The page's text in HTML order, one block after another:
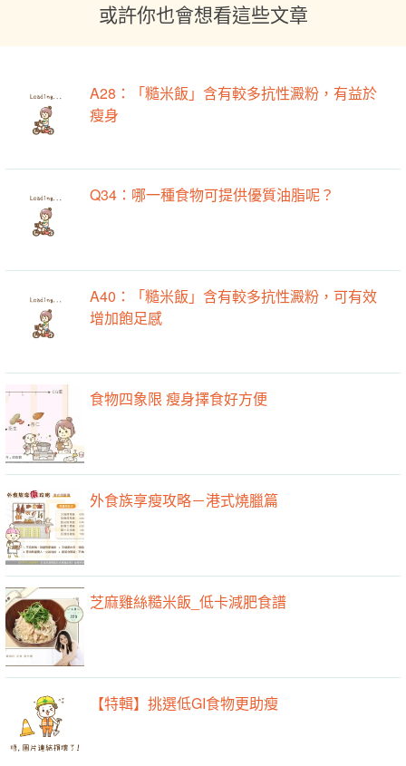
或許你也會想看這些文章
A28：「糙米飯」含有較多抗性澱粉，有益於
瘦身
Q34：哪一種食物可提供優質油脂呢？
A40：「糙米飯」含有較多抗性澱粉，可有效
增加飽足感
食物四象限 瘦身擇食好方便
外食族享瘦攻略－港式燒臘篇
芝麻雞絲糙米飯_低卡減肥食譜
【特輯】挑選低GI食物更助瘦